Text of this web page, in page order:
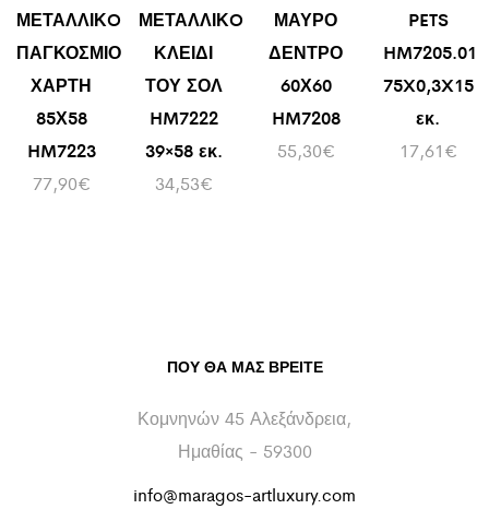
ΜΕΤΑΛΛΙΚO
ΠΑΓΚΟΣΜΙΟ
ΧΑΡΤΗ
85Χ58
HM7223
77,90€
ΜΕΤΑΛΛΙΚO
ΚΛΕΙΔΙ
ΤΟΥ ΣΟΛ
HM7222
39×58 εκ.
34,53€
ΜΑΥΡΟ
ΔΕΝΤΡΟ
60Χ60
HM7208
55,30€
PETS
HM7205.01
75X0,3X15
εκ.
17,61€
ΠΟΥ ΘΑ ΜΑΣ ΒΡΕΊΤΕ
Κομνηνών 45 Αλεξάνδρεια,
Ημαθίας - 59300
info@maragos-artluxury.com